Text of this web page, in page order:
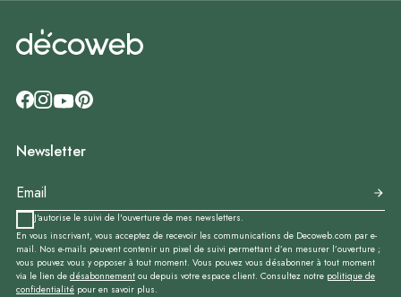
Newsletter
J'autorise le suivi de l'ouverture de mes newsletters.
En vous inscrivant, vous acceptez de recevoir les communications de Decoweb.com par e-
mail. Nos e-mails peuvent contenir un pixel de suivi permettant d’en mesurer l’ouverture ;
vous pouvez vous y opposer à tout moment. Vous pouvez vous désabonner à tout moment
via le lien de désabonnement ou depuis votre espace client. Consultez notre politique de
confidentialité pour en savoir plus.